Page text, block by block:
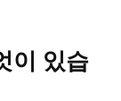
이 있습